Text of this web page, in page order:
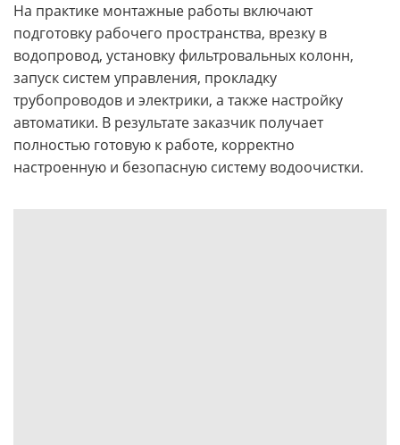
На практике монтажные работы включают
подготовку рабочего пространства, врезку в
водопровод, установку фильтровальных колонн,
запуск систем управления, прокладку
трубопроводов и электрики, а также настройку
автоматики. В результате заказчик получает
полностью готовую к работе, корректно
настроенную и безопасную систему водоочистки.